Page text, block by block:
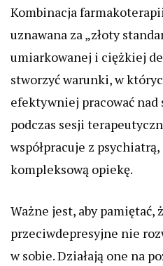
Kombinacja
uznawana za „złoty
umiarkowanej i ciężkiej
stworzyć warunki, w
efektywniej pracować
podczas sesji
współpracuje z
kompleksową opiekę.
Ważne jest, aby pamiętać,
przeciwdepresyjne nie
w sobie. Działają one na